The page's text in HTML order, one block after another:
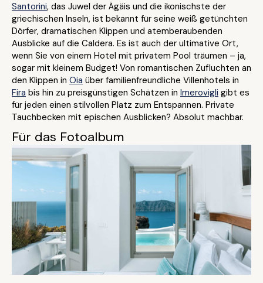
Santorini, das Juwel der Ägäis und die ikonischste der
griechischen Inseln, ist bekannt für seine weiß getünchten
Dörfer, dramatischen Klippen und atemberaubenden
Ausblicke auf die Caldera. Es ist auch der ultimative Ort,
wenn Sie von einem Hotel mit privatem Pool träumen – ja,
sogar mit kleinem Budget! Von romantischen Zufluchten an
den Klippen in Oia über familienfreundliche Villenhotels in
Fira bis hin zu preisgünstigen Schätzen in Imerovigli gibt es
für jeden einen stilvollen Platz zum Entspannen. Private
Tauchbecken mit epischen Ausblicken? Absolut machbar.
Für das Fotoalbum